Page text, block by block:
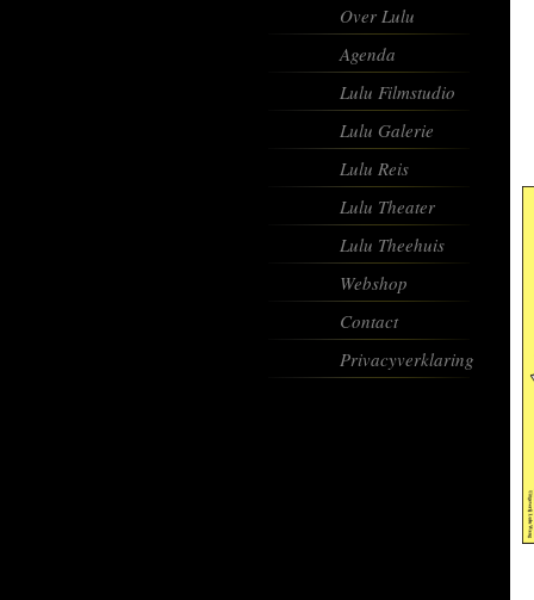
Over Lulu
Agenda
Lulu Filmstudio
Lulu Galerie
Lulu Reis
Lulu Theater
Lulu Theehuis
Webshop
Contact
Privacyverklaring